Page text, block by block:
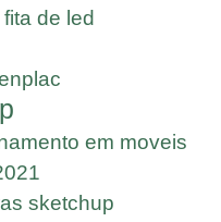
de led
em moveis
sketchup